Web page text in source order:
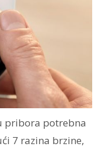
pribora potrebna
7 razina brzine,